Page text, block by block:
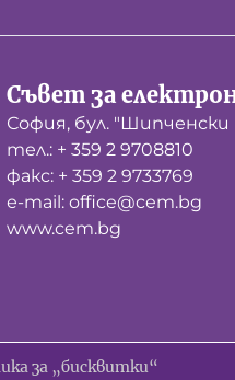
Съвет за
София, бул. "Шипченски
тел.: + 359 2 9708810
факс: + 359 2 9733769
е-mail: office@cem.bg
www.cem.bg
за „бисквитки“